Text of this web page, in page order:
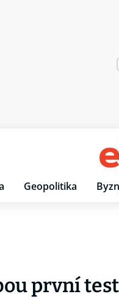
Geopolitika
první